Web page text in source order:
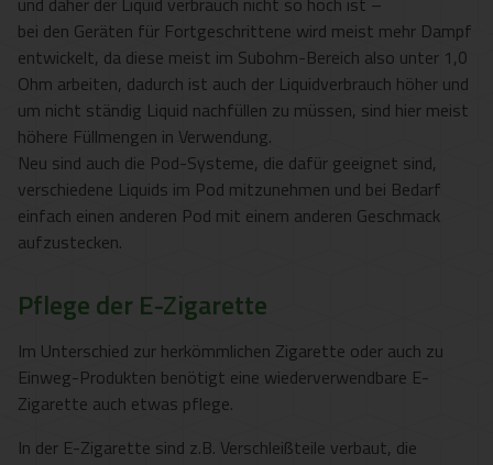
bei den Geräten für Fortgeschrittene wird meist mehr Dampf
entwickelt, da diese meist im Subohm-Bereich also unter 1,0
Ohm arbeiten, dadurch ist auch der Liquidverbrauch höher und
um nicht ständig Liquid nachfüllen zu müssen, sind hier meist
höhere Füllmengen in Verwendung.
Neu sind auch die Pod-Systeme, die dafür geeignet sind,
verschiedene Liquids im Pod mitzunehmen und bei Bedarf
einfach einen anderen Pod mit einem anderen Geschmack
aufzustecken.
Pflege der E-Zigarette
Im Unterschied zur herkömmlichen Zigarette oder auch zu
Einweg-Produkten benötigt eine wiederverwendbare E-
Zigarette auch etwas pflege.
In der E-Zigarette sind z.B. Verschleißteile verbaut, die